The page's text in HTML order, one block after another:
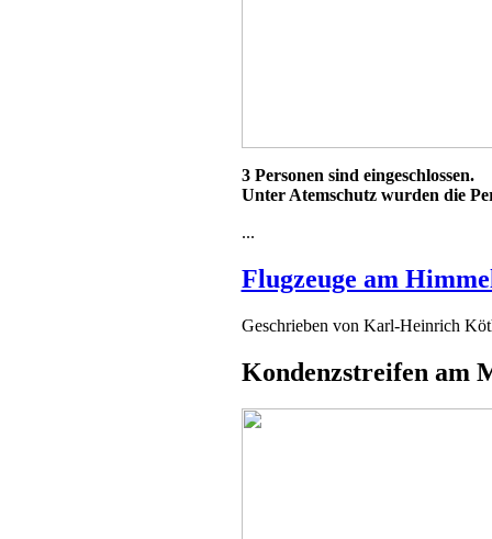
3 Personen sind eingeschlossen.
Unter Atemschutz wurden die
...
Flugzeuge am
Geschrieben von Karl-Heinrich
Kondenzstreifen am